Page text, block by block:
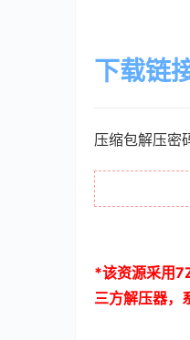
下载链
压缩包解压密
*该资源采用
三方解压器，